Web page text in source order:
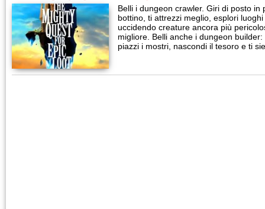
Belli i dungeon crawler. Giri di posto
bottino, ti attrezzi meglio, esplori
uccidendo creature ancora più
migliore. Belli anche i dungeon
piazzi i mostri, nascondi il tesoro e ti